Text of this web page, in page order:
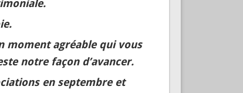
conférences autour
agréable qui vous
notre façon d’avancer.